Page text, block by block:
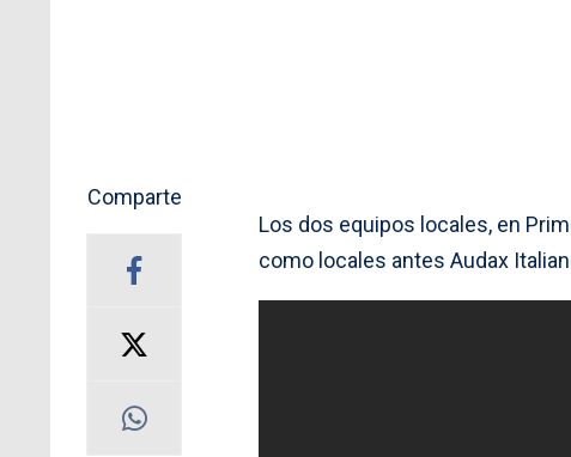
Comparte
Los dos equipos locales, en
como locales antes Audax